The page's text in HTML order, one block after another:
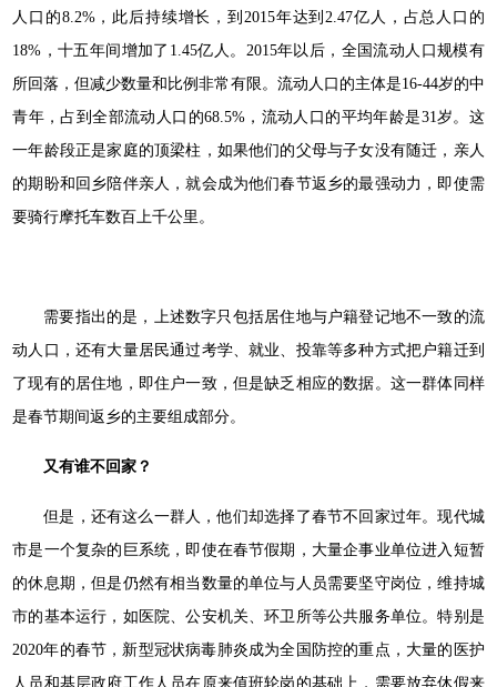
人口的8.2%，此后持续增长，到2015年达到2.47亿人，占总人口的
18%，十五年间增加了1.45亿人。2015年以后，全国流动人口规模有
所回落，但减少数量和比例非常有限。流动人口的主体是16-44岁的中
青年，占到全部流动人口的68.5%，流动人口的平均年龄是31岁。这
一年龄段正是家庭的顶梁柱，如果他们的父母与子女没有随迁，亲人
的期盼和回乡陪伴亲人，就会成为他们春节返乡的最强动力，即使需
要骑行摩托车数百上千公里。
需要指出的是，上述数字只包括居住地与户籍登记地不一致的流
动人口，还有大量居民通过考学、就业、投靠等多种方式把户籍迁到
了现有的居住地，即住户一致，但是缺乏相应的数据。这一群体同样
是春节期间返乡的主要组成部分。
又有谁不回家？
但是，还有这么一群人，他们却选择了春节不回家过年。现代城
市是一个复杂的巨系统，即使在春节假期，大量企事业单位进入短暂
的休息期，但是仍然有相当数量的单位与人员需要坚守岗位，维持城
市的基本运行，如医院、公安机关、环卫所等公共服务单位。特别是
2020年的春节，新型冠状病毒肺炎成为全国防控的重点，大量的医护
人员和基层政府工作人员在原来值班轮岗的基础上，需要放弃休假来